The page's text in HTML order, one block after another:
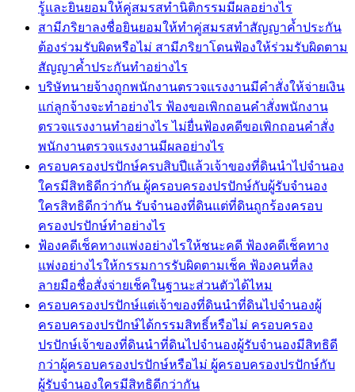
รู้และยินยอมให้คู่สมรสทำนิติกรรมมีผลอย่างไร
สามีภริยาลงชื่อยินยอมให้ทำคู่สมรสทำสัญญาค้ำประกัน
ต้องร่วมรับผิดหรือไม่ สามีภริยาโดนฟ้องให้ร่วมรับผิดตาม
สัญญาค้ำประกันทำอย่างไร
บริษัทนายจ้างถูกพนักงานตรวจแรงงานมีคำสั่งให้จ่ายเงิน
แก่ลูกจ้างจะทำอย่างไร ฟ้องขอเพิกถอนคำสั่งพนักงาน
ตรวจแรงงานทำอย่างไร ไม่ยื่นฟ้องคดีขอเพิกถอนคำสั่ง
พนักงานตรวจแรงงานมีผลอย่างไร
ครอบครองปรปักษ์ครบสิบปีแล้วเจ้าของที่ดินนำไปจำนอง
ใครมีสิทธิดีกว่ากัน ผู้ครอบครองปรปักษ์กับผู้รับจำนอง
ใครสิทธิดีกว่ากัน รับจำนองที่ดินแต่ที่ดินถูกร้องครอบ
ครองปรปักษ์ทำอย่างไร
ฟ้องคดีเช็คทางแพ่งอย่างไรให้ชนะคดี ฟ้องคดีเช็คทาง
แพ่งอย่างไรให้กรรมการรับผิดตามเช็ค ฟ้องคนที่ลง
ลายมือชื่อสั่งจ่ายเช็คในฐานะส่วนตัวได้ไหม
ครอบครองปรปักษ์แต่เจ้าของที่ดินนำที่ดินไปจำนองผู้
ครอบครองปรปักษ์ได้กรรมสิทธิ์หรือไม่ ครอบครอง
ปรปักษ์เจ้าของที่ดินนำที่ดินไปจำนองผู้รับจำนองมีสิทธิดี
กว่าผู้ครอบครองปรปักษ์หรือไม่ ผู้ครอบครองปรปักษ์กับ
ผู้รับจำนองใครมีสิทธิดีกว่ากัน